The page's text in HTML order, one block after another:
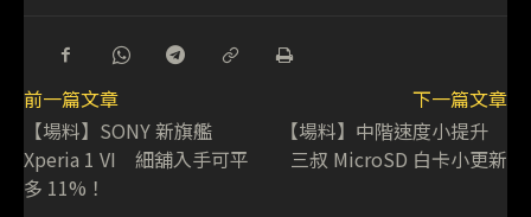
前一篇文章
【場料】SONY 新旗艦
Xperia 1 VI 細舖入手可平
多 11%！
下一篇文章
【場料】中階速度小提升
三叔 MicroSD 白卡小更新